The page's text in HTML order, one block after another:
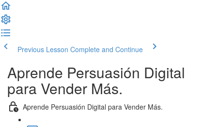
Previous Lesson Complete and Continue
Aprende Persuasión Digital
para Vender Más.
Aprende Persuasión Digital para Vender Más.